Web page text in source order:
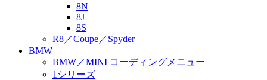
8N
8J
8S
R8／Coupe／Spyder
BMW
BMW／MINI コーディングメニュー
1シリーズ